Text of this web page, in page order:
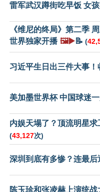
雷军武汉蹲街吃早饭 女
《维尼的终局》第二季
世界独家开播 🖼️▶️📝 (
习近平生日出三件大事！
美加墨世界杯 中国球迷一
内娱天塌了？顶流明星求
(43,127次)
深圳到底有多惨？连最后
陈玉珍和张凌赫上演统战